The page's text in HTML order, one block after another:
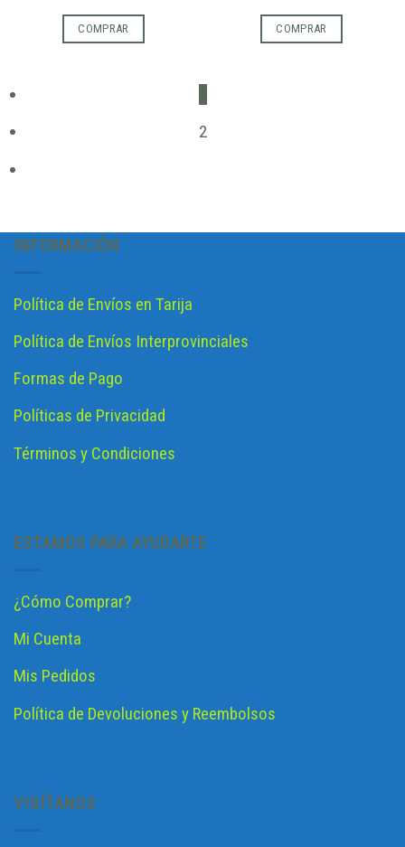
COMPRAR COMPRAR
2
INFORMACIÓN
Política de Envíos en Tarija
Política de Envíos Interprovinciales
Formas de Pago
Políticas de Privacidad
Términos y Condiciones
ESTAMOS PARA AYUDARTE
¿Cómo Comprar?
Mi Cuenta
Mis Pedidos
Política de Devoluciones y Reembolsos
VISÍTANOS